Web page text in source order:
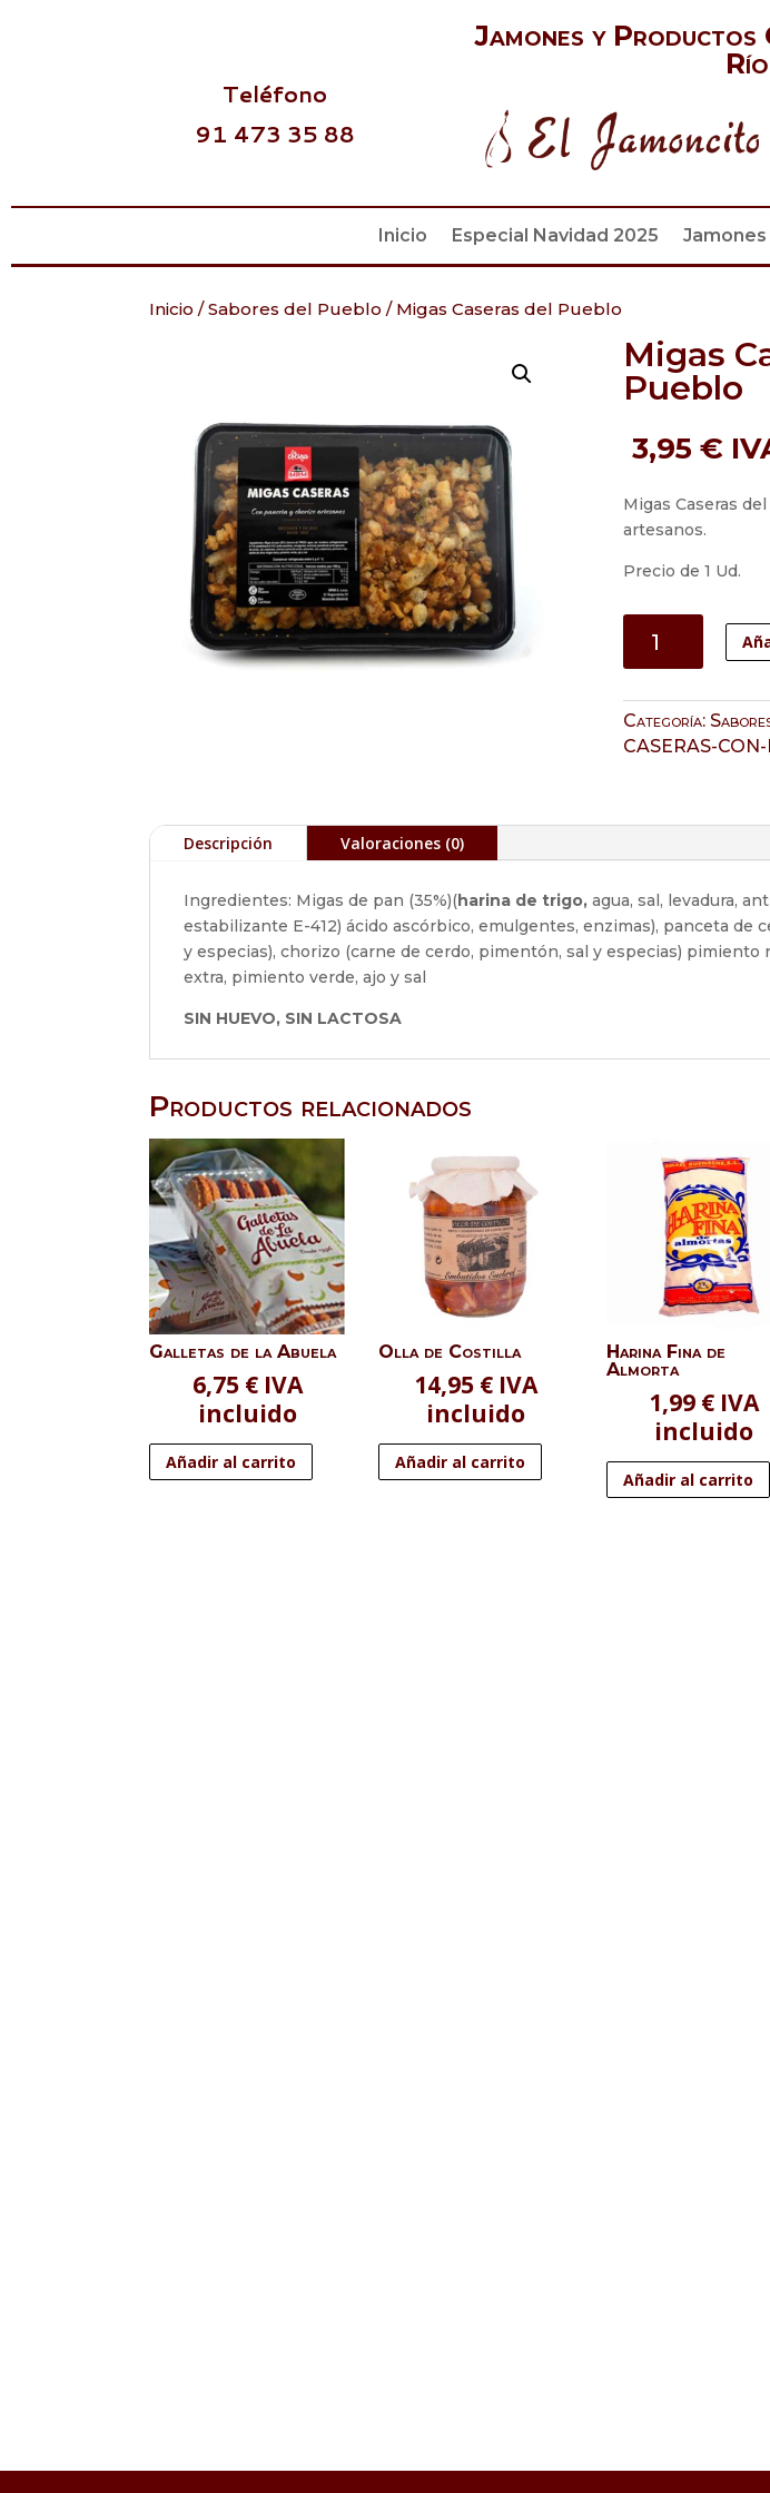
Teléfono
91 473 35 88
Jamones y Productos
Río
Inicio Especial Navidad 2025 Jamones
Inicio /Sabores del Pueblo / Migas Caseras del Pueblo
Migas
Pueblo
3,95 €
Migas Caseras
artesanos.
Precio de 1 Ud.
Caseras
del
Pueblo
cantidad
Categoría:
CASERAS-
Descripción Valoraciones (0)
Ingredientes: Migas de pan (35%)(harina de trigo, agua, sal, levadura,
estabilizante E-412) ácido ascórbico, emulgentes, enzimas), panceta de
y especias), chorizo (carne de cerdo, pimentón, sal y especias) pimiento
extra, pimiento verde, ajo y sal
SIN HUEVO, SIN LACTOSA
Productos relacionados
Galletas de la Abuela
6,75 € IVA
incluido
Añadir al carrito
Olla de Costilla
14,95 € IVA
incluido
Añadir al carrito
Harina Fina de
Almorta
1,99 € IVA
incluido
Añadir al carrito